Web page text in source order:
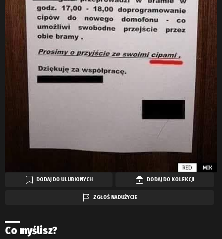
DODAJ DO ULUBIONYCH DODAJ DO KOLEKCJI
ZGŁOŚ NADUŻYCIE
Co myślisz?